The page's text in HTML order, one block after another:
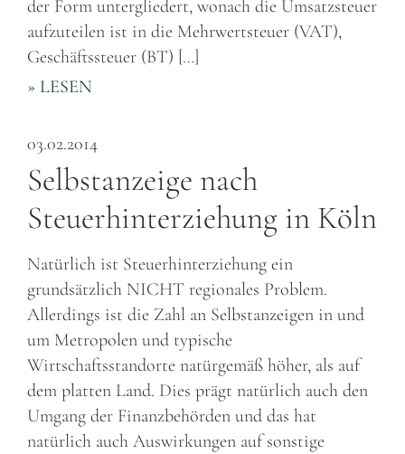
der Form untergliedert, wonach die Umsatzsteuer
aufzuteilen ist in die Mehrwertsteuer (VAT),
Geschäftssteuer (BT) […]
» LESEN
03.02.2014
Selbstanzeige nach
Steuerhinterziehung in Köln
Natürlich ist Steuerhinterziehung ein
grundsätzlich NICHT regionales Problem.
Allerdings ist die Zahl an Selbstanzeigen in und
um Metropolen und typische
Wirtschaftsstandorte natürgemäß höher, als auf
dem platten Land. Dies prägt natürlich auch den
Umgang der Finanzbehörden und das hat
natürlich auch Auswirkungen auf sonstige